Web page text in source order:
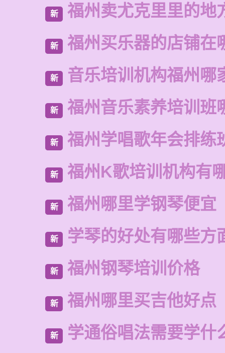
新 福州卖尤克里里的地
新 福州买乐器的店铺在
新 音乐培训机构福州哪
新 福州音乐素养培训班
新 福州学唱歌年会排练
新 福州K歌培训机构有
新 福州哪里学钢琴便宜
新 学琴的好处有哪些方
新 福州钢琴培训价格
新 福州哪里买吉他好点
新 学通俗唱法需要学什